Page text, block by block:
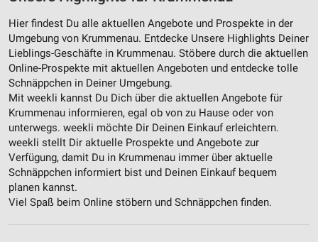
Hier findest Du alle aktuellen Angebote und Prospekte in der
Umgebung von Krummenau. Entdecke Unsere Highlights Deiner
Lieblings-Geschäfte in Krummenau. Stöbere durch die aktuellen
Online-Prospekte mit aktuellen Angeboten und entdecke tolle
Schnäppchen in Deiner Umgebung.
Mit weekli kannst Du Dich über die aktuellen Angebote für
Krummenau informieren, egal ob von zu Hause oder von
unterwegs. weekli möchte Dir Deinen Einkauf erleichtern.
weekli stellt Dir aktuelle Prospekte und Angebote zur
Verfügung, damit Du in Krummenau immer über aktuelle
Schnäppchen informiert bist und Deinen Einkauf bequem
planen kannst.
Viel Spaß beim Online stöbern und Schnäppchen finden.
Speichern von oder Zugriff auf Informationen
auf einem Endgerät
Verwendung reduzierter Daten zur Auswahl von
Werbeanzeigen
Erstellung von Profilen für personalisierte
Werbung
Verwendung von Profilen zur Auswahl
personalisierter Werbung
Erstellung von Profilen zur Personalisierung
von Inhalten